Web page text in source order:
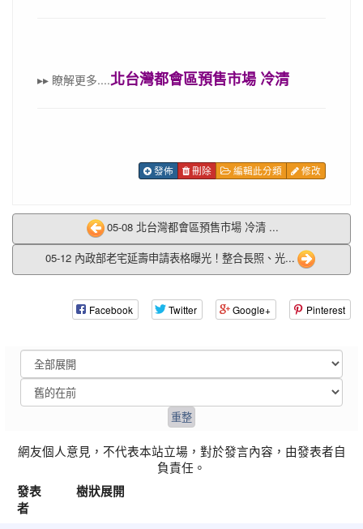
▸▸ 瞭解更多....北台灣都會區預售市場 冷清
發佈 刪除 編輯此分類 修改
05-08 北台灣都會區預售市場 冷清 ...
05-12 內政部老宅延壽申請表格曝光！整合長照、光...
Facebook Twitter Google+ Pinterest
網友個人意見，不代表本站立場，對於發言內容，由發表者自
負責任。
發表
者
樹狀展開